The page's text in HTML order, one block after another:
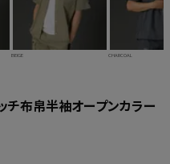
BEIGE CHARCOAL
チ布帛半袖オープンカラー